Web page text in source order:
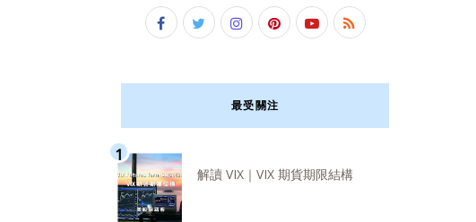
最受關注
解讀 VIX｜VIX 期貨期限結構